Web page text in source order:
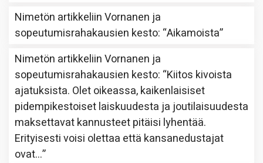
Nimetön artikkeliinVornanen ja
sopeutumisrahakausien kesto: “Aikamoista”
Nimetön artikkeliinVornanen ja
sopeutumisrahakausien kesto: “Kiitos kivoista
ajatuksista. Olet oikeassa, kaikenlaisiset
pidempikestoiset laiskuudesta ja joutilaisuudesta
maksettavat kannusteet pitäisi lyhentää.
Erityisesti voisi olettaa että kansanedustajat
ovat…”